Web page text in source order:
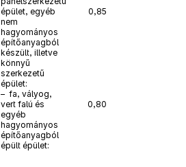
épület, egyéb
nem
hagyományos
építőanyagból
készült, illetve
könnyű
szerkezetű
épület:
0,85
– fa, vályog,
vert falú és
egyéb
hagyományos
építőanyagból
épült épület:
0,80